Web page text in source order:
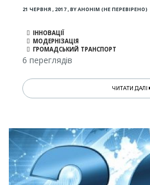
21 ЧЕРВНЯ , 2017,BYАНОНІМ (НЕ ПЕРЕВІРЕНО)
ІННОВАЦІЇ
МОДЕРНІЗАЦІЯ
ГРОМАДСЬКИЙ ТРАНСПОРТ
6 переглядів
ЧИТАТИ ДАЛІ